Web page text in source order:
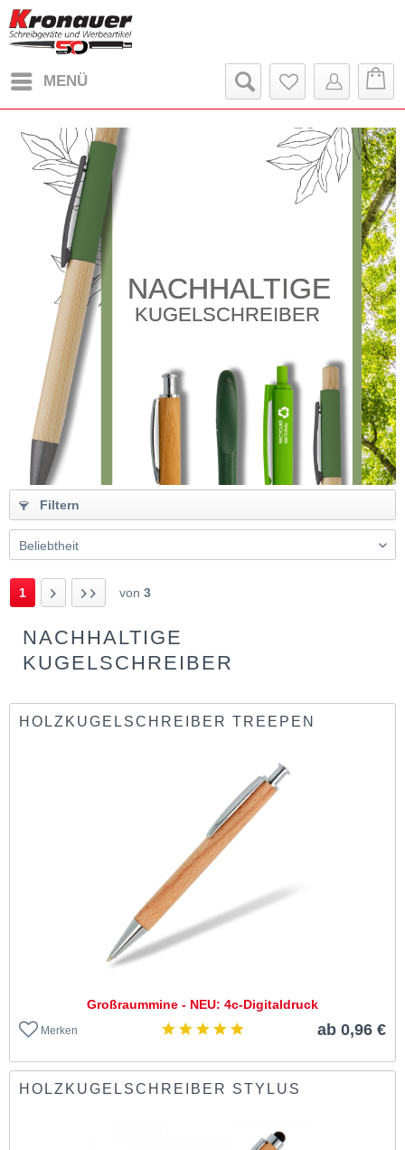
MENÜ
NACHHALTIGE
KUGELSCHREIBER
Filtern
1 von 3
NACHHALTIGE
KUGELSCHREIBER
HOLZKUGELSCHREIBER TREEPEN
Großraummine - NEU: 4c-Digitaldruck
Merken ab 0,96 €
HOLZKUGELSCHREIBER STYLUS